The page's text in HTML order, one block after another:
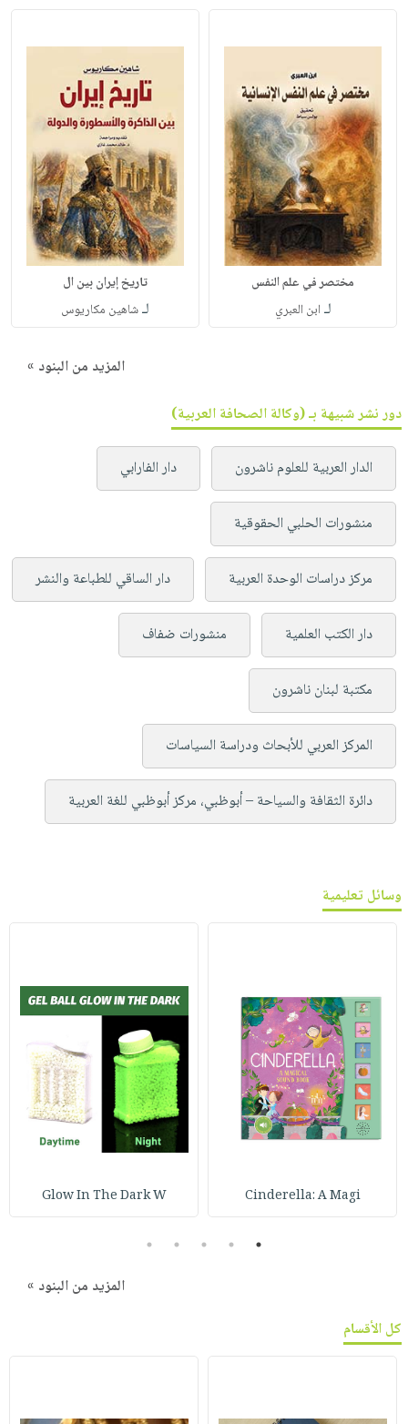
مختصر في علم النفس
لـ ابن العبري
تاريخ إيران بين ال
لـشاهين مكاريوس
المزيد من البنود »
دور نشر شبيهة بـ (وكالة الصحافة العربية)
الدار العربية للعلوم ناشرون دار الفارابي
منشورات الحلبي الحقوقية
مركز دراسات الوحدة العربية دار الساقي للطباعة والنشر
دار الكتب العلمية منشورات ضفاف
مكتبة لبنان ناشرون
المركز العربي للأبحاث ودراسة السياسات
دائرة الثقافة والسياحة – أبوظبي، مركز أبوظبي للغة العربية
وسائل تعليمية
Cinderella: A Magi
Glow In The Dark W
1
2
3
4
5
المزيد من البنود »
كل الأقسام